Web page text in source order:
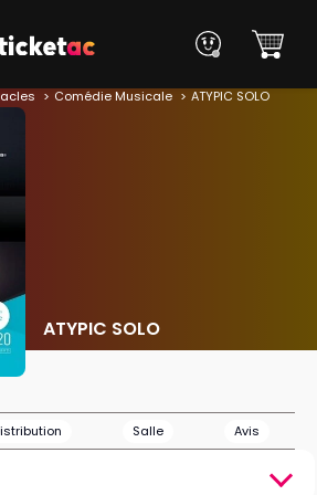
Comédie Musicale ATYPIC SOLO
ATYPIC SOLO
Salle Avis